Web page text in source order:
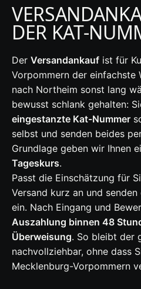
DER KAT-
Der Versandankauf ist für
Vorpommern der einfachste
nach Northeim sonst lang
bewusst schlank gehalten:
eingestanzte Kat-Nummer
selbst und senden beides
Grundlage geben wir Ihnen
Tageskurs.
Passt die Einschätzung für
Versand kurz an und senden
ein. Nach Eingang und
Auszahlung binnen 48
Überweisung. So bleibt der
nachvollziehbar, ohne dass
Mecklenburg-Vorpommern